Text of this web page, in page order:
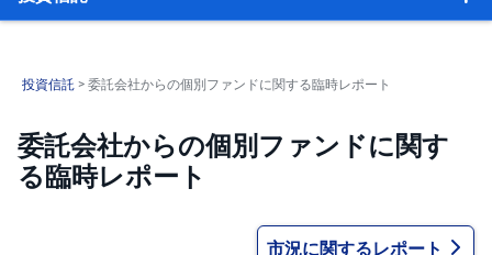
ッ
NISA
投資信託 > 委託会社からの個別ファンドに関する臨時レポート
委託会社からの個別ファンドに関す
る臨時レポート
市況に関するレポート